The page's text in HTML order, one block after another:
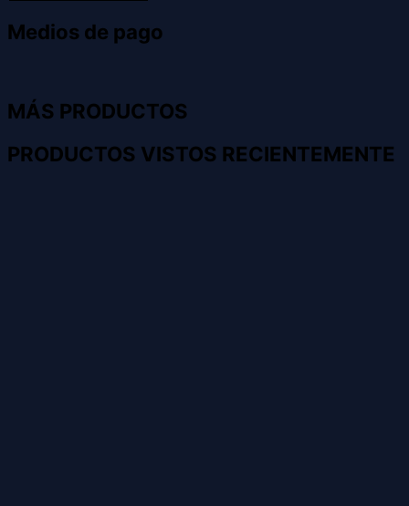
Medios de pago
MÁS PRODUCTOS
PRODUCTOS VISTOS RECIENTEMENTE